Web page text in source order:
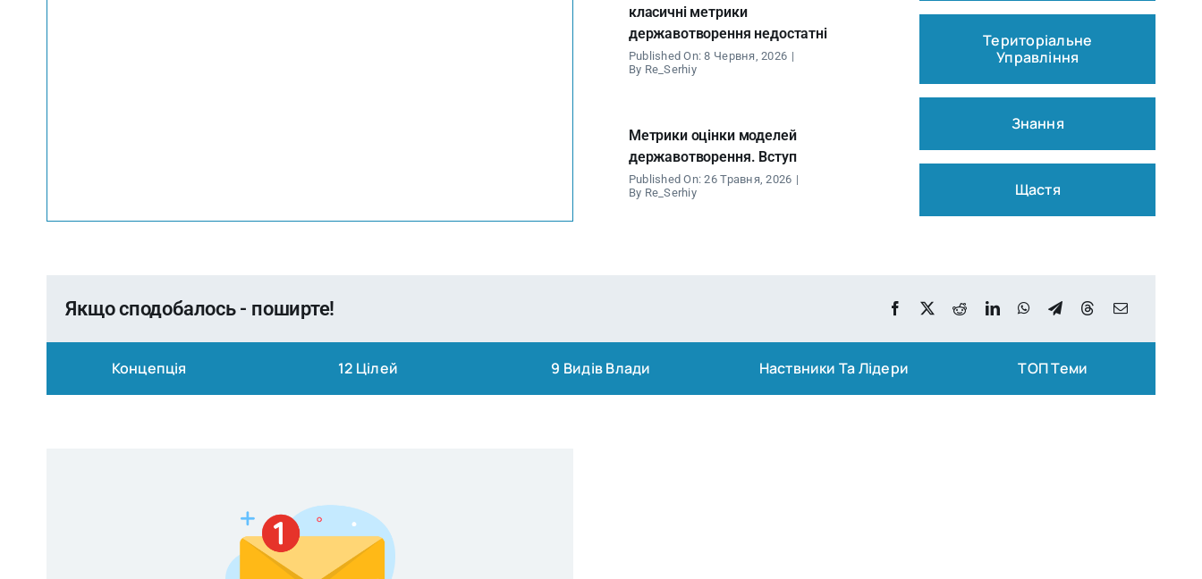
класичні метрики
державотворення недостатні
Published On: 8 Червня, 2026 |
By Re_Serhiy
Метрики оцінки моделей
державотворення. Вступ
Published On: 26 Травня, 2026 |
By Re_Serhiy
Територіальне
Управління
Знання
Щастя
Якщо сподобалось - поширте!
Концепція 12 Цілей 9 Видів Влади Наствники Та Лідери ТОП Теми